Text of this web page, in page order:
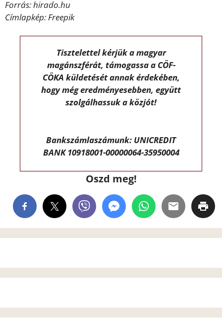
Forrás: hirado.hu
Címlapkép: Freepik
Tisztelettel kérjük a magyar
magánszférát, támogassa a CÖF-
CÖKA küldetését annak érdekében,
hogy még eredményesebben, együtt
szolgálhassuk a közjót!
Bankszámlaszámunk: UNICREDIT
BANK 10918001-00000064-35950004
Oszd meg!